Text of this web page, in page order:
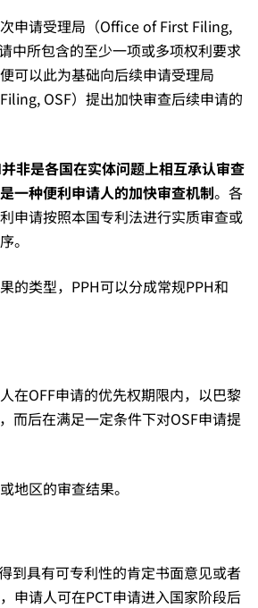
申请受理局（Office of First Filing,
中所包含的至少一项或多项权利要求
可以此为基础向后续申请受理局
OSF）提出加快审查后续申请的
非是各国在实体问题上相互承认审查
一种便利申请人的加快审查机制。各
申请按照本国专利法进行实质审查或
。
的类型，PPH可以分成常规PPH和
在OFF申请的优先权期限内，以巴黎
而后在满足一定条件下对OSF申请提
地区的审查结果。
到具有可专利性的肯定书面意见或者
申请人可在PCT申请进入国家阶段后